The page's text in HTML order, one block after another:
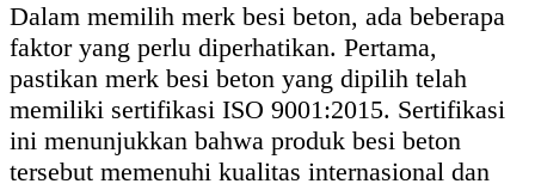
Dalam memilih merk besi beton, ada beberapa
faktor yang perlu diperhatikan. Pertama,
pastikan merk besi beton yang dipilih telah
memiliki sertifikasi ISO 9001:2015. Sertifikasi
ini menunjukkan bahwa produk besi beton
tersebut memenuhi kualitas internasional dan